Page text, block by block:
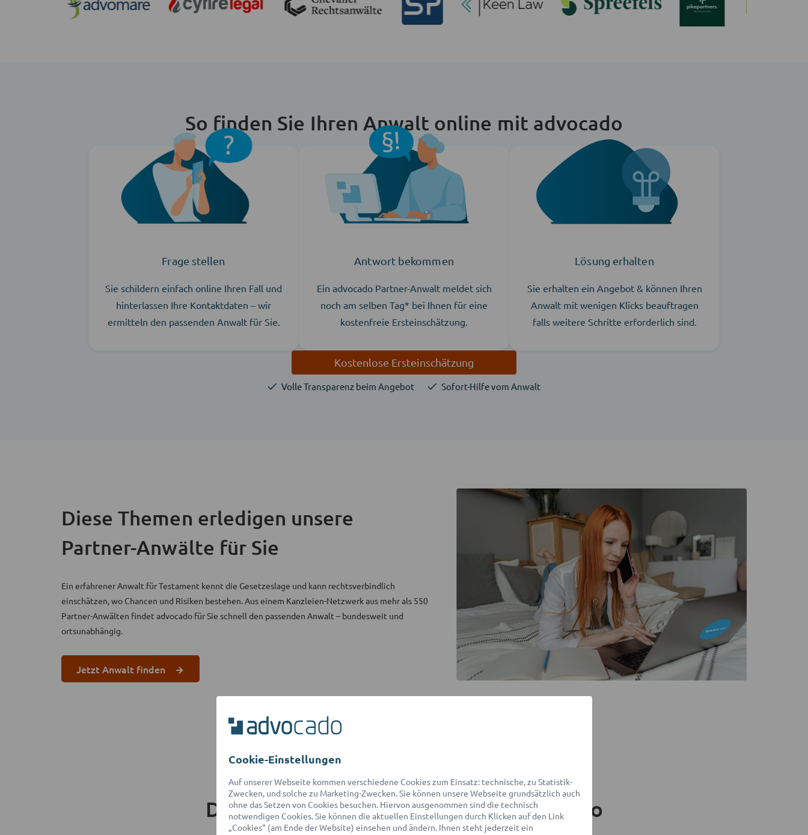
So finden Sie Ihren Anwalt online mit advocado
Frage stellen
Sie schildern einfach online Ihren Fall und
hinterlassen Ihre Kontaktdaten – wir
ermitteln den passenden Anwalt für Sie.
Antwort bekommen
Ein advocado Partner-Anwalt meldet sich
noch am selben Tag* bei Ihnen für eine
kostenfreie Ersteinschätzung.
Lösung erhalten
Sie erhalten ein Angebot & können Ihren
Anwalt mit wenigen Klicks beauftragen
falls weitere Schritte erforderlich sind.
Kostenlose Ersteinschätzung
Volle Transparenz beim Angebot Sofort-Hilfe vom Anwalt
Diese Themen erledigen unsere
Partner-Anwälte für Sie
Ein erfahrener Anwalt für Testament kennt die Gesetzeslage und kann rechtsverbindlich
einschätzen, wo Chancen und Risiken bestehen. Aus einem Kanzleien-Netzwerk aus mehr als 550
Partner-Anwälten findet advocado für Sie schnell den passenden Anwalt – bundesweit und
ortsunabhängig.
Jetzt Anwalt finden
Das sagen unsere Kunden über advocado
Cookie-Einstellungen
Auf unserer Webseite kommen verschiedene Cookies zum Einsatz: technische, zu Statistik-
Zwecken, und solche zu Marketing-Zwecken. Sie können unsere Webseite grundsätzlich auch
ohne das Setzen von Cookies besuchen. Hiervon ausgenommen sind die technisch
notwendigen Cookies. Sie können die aktuellen Einstellungen durch Klicken auf den Link
„Cookies“ (am Ende der Website) einsehen und ändern. Ihnen steht jederzeit ein